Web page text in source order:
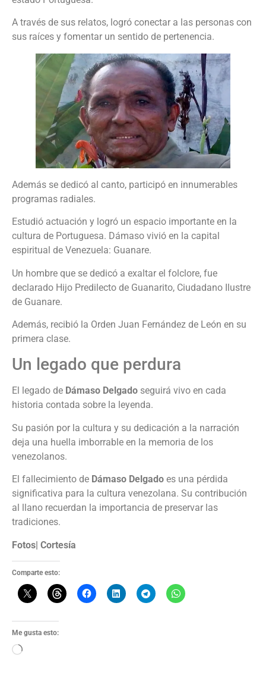
A través de sus relatos, logró conectar a las personas con
sus raíces y fomentar un sentido de pertenencia.
Además se dedicó al canto, participó en innumerables
programas radiales.
Estudió actuación y logró un espacio importante en la
cultura de Portuguesa. Dámaso vivió en la capital
espiritual de Venezuela: Guanare.
Un hombre que se dedicó a exaltar el folclore, fue
declarado Hijo Predilecto de Guanarito, Ciudadano Ilustre
de Guanare.
Además, recibió la Orden Juan Fernández de León en su
primera clase.
Un legado que perdura
El legado de Dámaso Delgado seguirá vivo en cada
historia contada sobre la leyenda.
Su pasión por la cultura y su dedicación a la narración
deja una huella imborrable en la memoria de los
venezolanos.
El fallecimiento de Dámaso Delgado es una pérdida
significativa para la cultura venezolana. Su contribución
al llano recuerdan la importancia de preservar las
tradiciones.
Fotos| Cortesía
Comparte esto:
Me gusta esto: